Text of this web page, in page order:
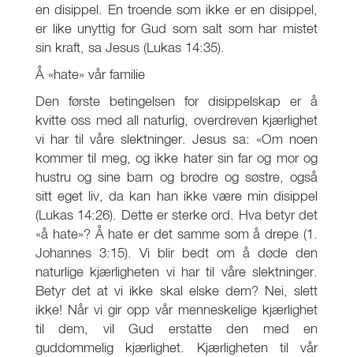
en disippel. En troende som ikke er en disippel,
er like unyttig for Gud som salt som har mistet
sin kraft, sa Jesus (Lukas 14:35).
Å «hate» vår familie
Den første betingelsen for disippelskap er å
kvitte oss med all naturlig, overdreven kjærlighet
vi har til våre slektninger. Jesus sa: «Om noen
kommer til meg, og ikke hater sin far og mor og
hustru og sine barn og brødre og søstre, også
sitt eget liv, da kan han ikke være min disippel
(Lukas 14:26). Dette er sterke ord. Hva betyr det
«å hate»? Å hate er det samme som å drepe (1.
Johannes 3:15). Vi blir bedt om å døde den
naturlige kjærligheten vi har til våre slektninger.
Betyr det at vi ikke skal elske dem? Nei, slett
ikke! Når vi gir opp vår menneskelige kjærlighet
til dem, vil Gud erstatte den med en
guddommelig kjærlighet. Kjærligheten til vår